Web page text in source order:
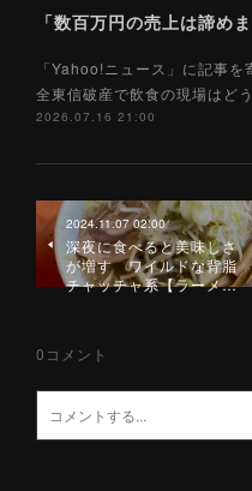
「Yahoo!ニュース」に記事を
全東信破産で飲食の現場はど
2026.07.16 21:00
2024.11.07 02:00
深夜に食べると美味しさ
が増す ワイルドな背脂
チャッチャ系【ラーメ…
0 コメント